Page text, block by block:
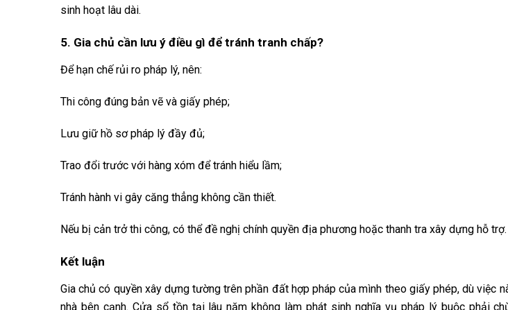
sinh hoạt lâu dài.
5. Gia chủ cần lưu ý điều gì để tránh tranh chấp?
Để hạn chế rủi ro pháp lý, nên:
Thi công đúng bản vẽ và giấy phép;
Lưu giữ hồ sơ pháp lý đầy đủ;
Trao đổi trước với hàng xóm để tránh hiểu lầm;
Tránh hành vi gây căng thẳng không cần thiết.
Nếu bị cản trở thi công, có thể đề nghị chính quyền địa phương hoặc thanh tra xây dựng hỗ trợ.
Kết luận
Gia chủ có quyền xây dựng tường trên phần đất hợp pháp của mình theo giấy phép, dù việc
nhà bên cạnh. Cửa sổ tồn tại lâu năm không làm phát sinh nghĩa vụ pháp lý buộc phải